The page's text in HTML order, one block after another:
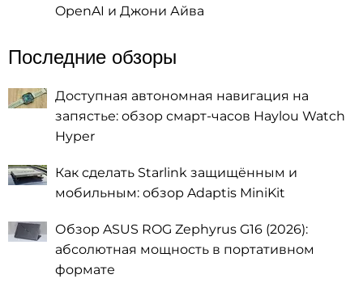
OpenAI и Джони Айва
Последние обзоры
Доступная автономная навигация на
запястье: обзор смарт-часов Haylou Watch
Hyper
Как сделать Starlink защищённым и
мобильным: обзор Adaptis MiniKit
Обзор ASUS ROG Zephyrus G16 (2026):
абсолютная мощность в портативном
формате